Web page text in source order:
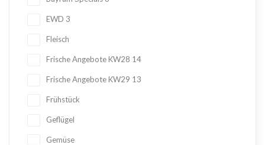
EWD 3
Fleisch
Frische Angebote KW28 14
Frische Angebote KW29 13
Frühstück
Geflügel
Gemüse